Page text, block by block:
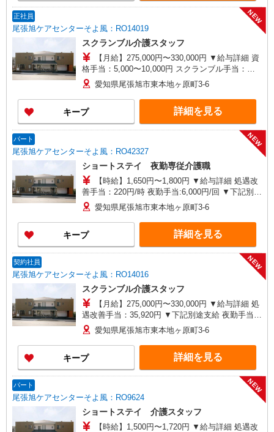
崎】愛知県岡崎市羽根東町二丁目8番地3 第
2LAND PLAZA BILL101・102号室 【在宅介護セン
ター刈谷】愛知県刈谷市東陽町三丁目68番地 東
陽町鬼頭ビル1階北側 【在宅介護センター上名古
屋】愛知県名古屋市西区上名古屋三丁目25番52
カサデナカノ1階
正社員
尾張旭ケアセンターそよ風：RO14019
NEW
スクランブル介護スタッフ
【月給】275,000円〜330,000円 ▼給与詳細 資
格手当：5,000〜10,000円 スクランブル手当：
10,000円 処遇改善手当：35,920円 住宅手当：規定
あり 精勤手当：8,000円 調整手当：0〜100,000円
▼下記別途支給 夜勤手当：6,000円/回 通勤手当
年末年始手当：380円/時 賞与年2回（6月・12月）
昇給年1回（4月） 特別報酬：平均34.1万円（最高
当は試用期間中(3ヶ月)は支給なし
愛知県尾張旭市東本地ヶ原町3-6
キープ 詳細を見る
パート
尾張旭ケアセンターそよ風：RO42327
NEW
ショートステイ 夜勤専従介護職
【時給】1,650円〜1,800円 ▼給与詳細 処遇改
善手当：220円/時 夜勤手当:6,000円/回 ▼下記別途
支給 通勤手当 年末年始手当：380円/時 寸志あ
り：年2回（6月・12月） ※業績による ※処遇改
善手当は試用期間中(3ヶ月)は支給なし
愛知県尾張旭市東本地ヶ原町3-6
キープ 詳細を見る
契約社員
尾張旭ケアセンターそよ風：RO14016
NEW
スクランブル介護スタッフ
【月給】275,000円〜330,000円 ▼給与詳細 処
遇改善手当：35,920円 ▼下記別途支給 夜勤手当：
6,000円（1回） 準夜勤手当：3,500円（1回） 通勤
手当 年末年始手当：380円/時 ※12/300時〜1/324
時 寸志あり：年2回（6月・12月） ※業績による
特別報酬：平均34.1万円（最高額135万円）
※2025年6月支給実績 ※処遇改善手当は試用期間
愛知県尾張旭市東本地ヶ原町3-6
キープ 詳細を見る
パート
尾張旭ケアセンターそよ風：RO9624
NEW
ショートステイ 介護スタッフ
【時給】1,500円〜1,720円 ▼給与詳細 処遇改